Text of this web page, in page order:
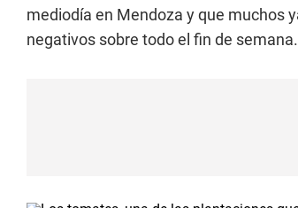
mediodía en Mendoza y que muchos
negativos sobre todo el fin de semana.